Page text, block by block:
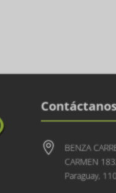

BENZA
CARMEN
Paraguay,